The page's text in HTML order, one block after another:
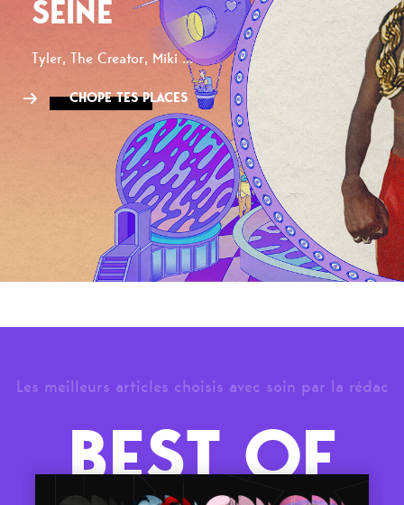
SEINE
Tyler, The Creator, Miki ...
CHOPE TES PLACES
Les meilleurs articles choisis avec soin par la rédac
BEST OF